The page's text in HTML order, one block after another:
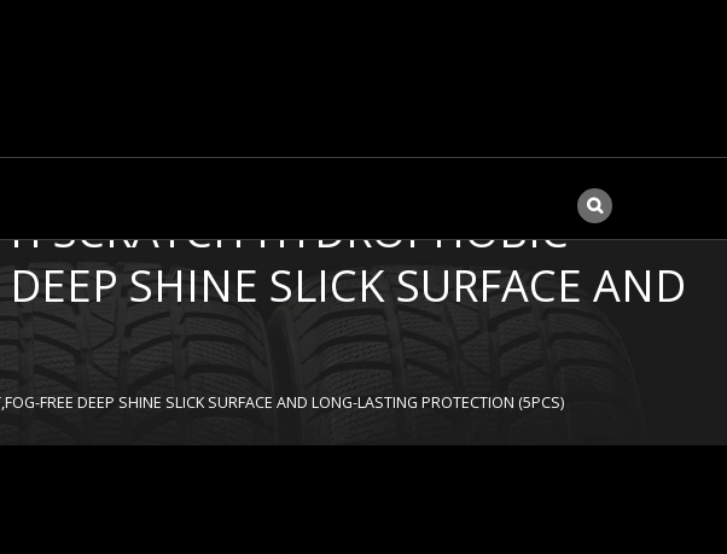
SCRATCH HYDROPHOBIC
SHINE SLICK SURFACE AND
FREE DEEP SHINE SLICK SURFACE AND LONG-LASTING PROTECTION (5PCS)